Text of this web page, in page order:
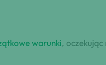
warunki, oczekując